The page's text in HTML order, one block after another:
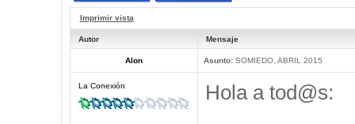
Imprimir vista
Autor Mensaje
Alon Asunto:SOMIEDO, ABRIL 2015
La Conexión Hola a tod@s: